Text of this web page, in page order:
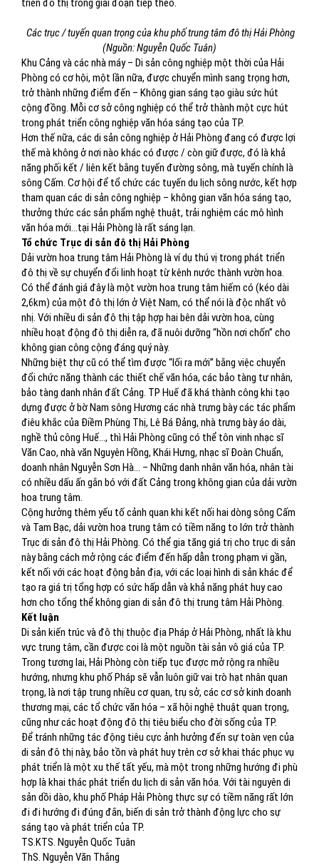
triển đô thị trong giai đoạn tiếp theo.
Các trục / tuyến quan trọng của khu phố trung tâm đô thị Hải Phòng
(Nguồn: Nguyễn Quốc Tuân)
Khu Cảng và các nhà máy – Di sản công nghiệp một thời của Hải
Phòng có cơ hội, một lần nữa, được chuyển mình sang trọng hơn,
trở thành những điểm đến – Không gian sáng tạo giàu sức hút
cộng đồng. Mỗi cơ sở công nghiệp có thể trở thành một cực hút
trong phát triển công nghiệp văn hóa sáng tạo của TP.
Hơn thế nữa, các di sản công nghiệp ở Hải Phòng đang có được lợi
thế mà không ở nơi nào khác có được / còn giữ được, đó là khả
năng phối kết / liên kết bằng tuyến đường sông, mà tuyến chính là
sông Cấm. Cơ hội để tổ chức các tuyến du lịch sông nước, kết hợp
tham quan các di sản công nghiệp – không gian văn hóa sáng tạo,
thưởng thức các sản phẩm nghệ thuật, trải nghiệm các mô hình
văn hóa mới…tại Hải Phòng là rất sáng lạn.
Tổ chức Trục di sản đô thị Hải Phòng
Dải vườn hoa trung tâm Hải Phòng là ví dụ thú vị trong phát triển
đô thị về sự chuyển đổi linh hoạt từ kênh nước thành vườn hoa.
Có thể đánh giá đây là một vườn hoa trung tâm hiếm có (kéo dài
2,6km) của một đô thị lớn ở Việt Nam, có thể nói là độc nhất vô
nhị. Với nhiều di sản đô thị tập hợp hai bên dải vườn hoa, cùng
nhiều hoạt động đô thị diễn ra, đã nuôi dưỡng “hồn nơi chốn” cho
không gian công cộng đáng quý này.
Những biệt thự cũ có thể tìm được “lối ra mới” bằng việc chuyển
đổi chức năng thành các thiết chế văn hóa, các bảo tàng tư nhân,
bảo tàng danh nhân đất Cảng. TP Huế đã khá thành công khi tạo
dựng được ở bờ Nam sông Hương các nhà trưng bày các tác phẩm
điêu khắc của Điềm Phùng Thị, Lê Bá Đảng, nhà trưng bày áo dài,
nghề thủ công Huế…, thì Hải Phòng cũng có thể tôn vinh nhạc sĩ
Văn Cao, nhà văn Nguyên Hồng, Khái Hưng, nhạc sĩ Đoàn Chuẩn,
doanh nhân Nguyễn Sơn Hà… – Những danh nhân văn hóa, nhân tài
có nhiều dấu ấn gắn bó với đất Cảng trong không gian của dải vườn
hoa trung tâm.
Cộng hưởng thêm yếu tố cảnh quan khi kết nối hai dòng sông Cấm
và Tam Bạc, dải vườn hoa trung tâm có tiềm năng to lớn trở thành
Trục di sản đô thị Hải Phòng. Có thể gia tăng giá trị cho trục di sản
này bằng cách mở rộng các điểm đến hấp dẫn trong phạm vi gần,
kết nối với các hoạt động bản địa, với các loại hình di sản khác để
tạo ra giá trị tổng hợp có sức hấp dẫn và khả năng phát huy cao
hơn cho tổng thể không gian di sản đô thị trung tâm Hải Phòng.
Kết luận
Di sản kiến trúc và đô thị thuộc địa Pháp ở Hải Phòng, nhất là khu
vực trung tâm, cần được coi là một nguồn tài sản vô giá của TP.
Trong tương lai, Hải Phòng còn tiếp tục được mở rộng ra nhiều
hướng, nhưng khu phố Pháp sẽ vẫn luôn giữ vai trò hạt nhân quan
trọng, là nơi tập trung nhiều cơ quan, trụ sở, các cơ sở kinh doanh
thương mại, các tổ chức văn hóa – xã hội nghệ thuật quan trọng,
cũng như các hoạt động đô thị tiêu biểu cho đời sống của TP.
Để tránh những tác động tiêu cực ảnh hưởng đến sự toàn vẹn của
di sản đô thị này, bảo tồn và phát huy trên cơ sở khai thác phục vụ
phát triển là một xu thế tất yếu, mà một trong những hướng đi phù
hợp là khai thác phát triển du lịch di sản văn hóa. Với tài nguyên di
sản dồi dào, khu phố Pháp Hải Phòng thực sự có tiềm năng rất lớn
đi đi hướng đi đúng đắn, biến di sản trở thành động lực cho sự
sáng tạo và phát triển của TP.
TS.KTS. Nguyễn Quốc Tuân
ThS. Nguyễn Văn Thắng